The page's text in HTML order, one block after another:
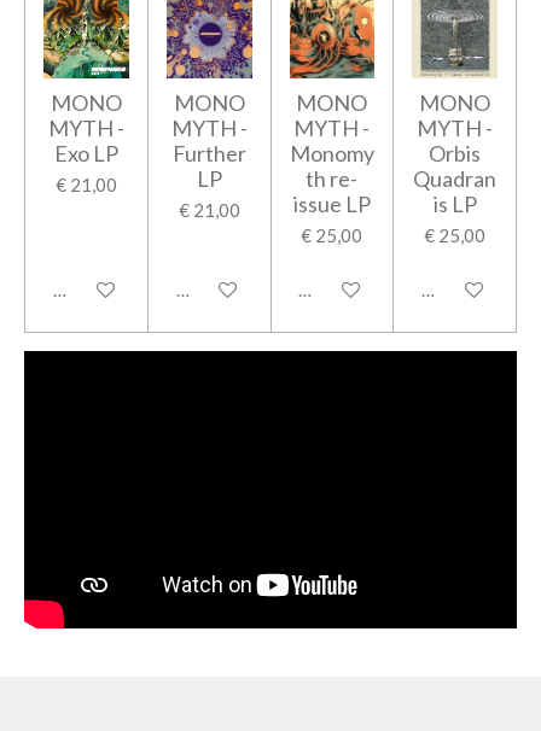
MONO
MYTH -
Exo LP
€ 21,00
In winkelwagen
MONO
MYTH -
Further
LP
€ 21,00
In winkelwagen
MONO
MYTH -
Monomy
th re-
issue LP
€ 25,00
In winkelwagen
MONO
MYTH -
Orbis
Quadran
is LP
€ 25,00
In